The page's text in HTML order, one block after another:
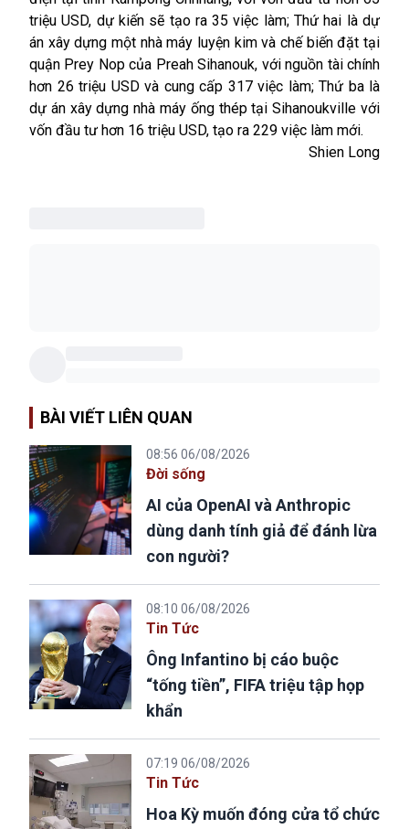
triệu USD, dự kiến sẽ tạo ra 35 việc làm; Thứ hai là dự
án xây dựng một nhà máy luyện kim và chế biến đặt tại
quận Prey Nop của Preah Sihanouk, với nguồn tài chính
hơn 26 triệu USD và cung cấp 317 việc làm; Thứ ba là
dự án xây dựng nhà máy ống thép tại Sihanoukville với
vốn đầu tư hơn 16 triệu USD, tạo ra 229 việc làm mới.
Shien Long
BÀI VIẾT LIÊN QUAN
08:56 06/08/2026
Đời sống
AI của OpenAI và Anthropic
dùng danh tính giả để đánh lừa
con người?
08:10 06/08/2026
Tin Tức
Ông Infantino bị cáo buộc
“tống tiền”, FIFA triệu tập họp
khẩn
07:19 06/08/2026
Tin Tức
Hoa Kỳ muốn đóng cửa tổ chức